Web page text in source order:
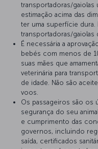
transportadoras/gaiolas
estimação acima das
ter uma superfície dura.
transportadoras/gaiolas
É necessária a
bebés com menos de
suas mães que
veterinária para
de idade. Não são
voos.
Os passageiros são os
segurança do seu
e cumprimento das
governos, incluindo
saída, certificados